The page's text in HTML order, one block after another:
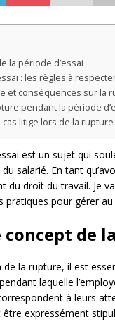
la période d’essai
: les règles à
et conséquences sur la
pendant la période
litige lors de la
est un sujet qui
salarié. En tant
du droit du travail. Je
pratiques pour gérer
de
la rupture, il est
pendant laquelle
à leurs
expressément